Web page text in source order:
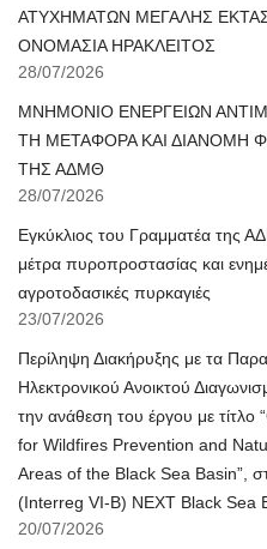
ΑΤΥΧΗΜΑΤΩΝ ΜΕΓΑΛΗΣ
ΟΝΟΜΑΣΙΑ ΗΡΑΚΛΕΙΤΟΣ
28/07/2026
ΜΝΗΜΟΝΙΟ ΕΝΕΡΓΕΙΩΝ
ΤΗ ΜΕΤΑΦΟΡΑ ΚΑΙ ΔΙΑΝΟΜΗ
ΤΗΣ ΑΔΜΘ
28/07/2026
Εγκύκλιος του Γραμματέα της
μέτρα πυροπροστασίας και
αγροτοδασικές πυρκαγιές
23/07/2026
Περίληψη Διακήρυξης με τα
Ηλεκτρονικού Ανοικτού
την ανάθεση του έργου με
for Wildfires Prevention and
Areas of the Black Sea Basin”,
(Interreg VI-B) NEXT Black Sea
20/07/2026